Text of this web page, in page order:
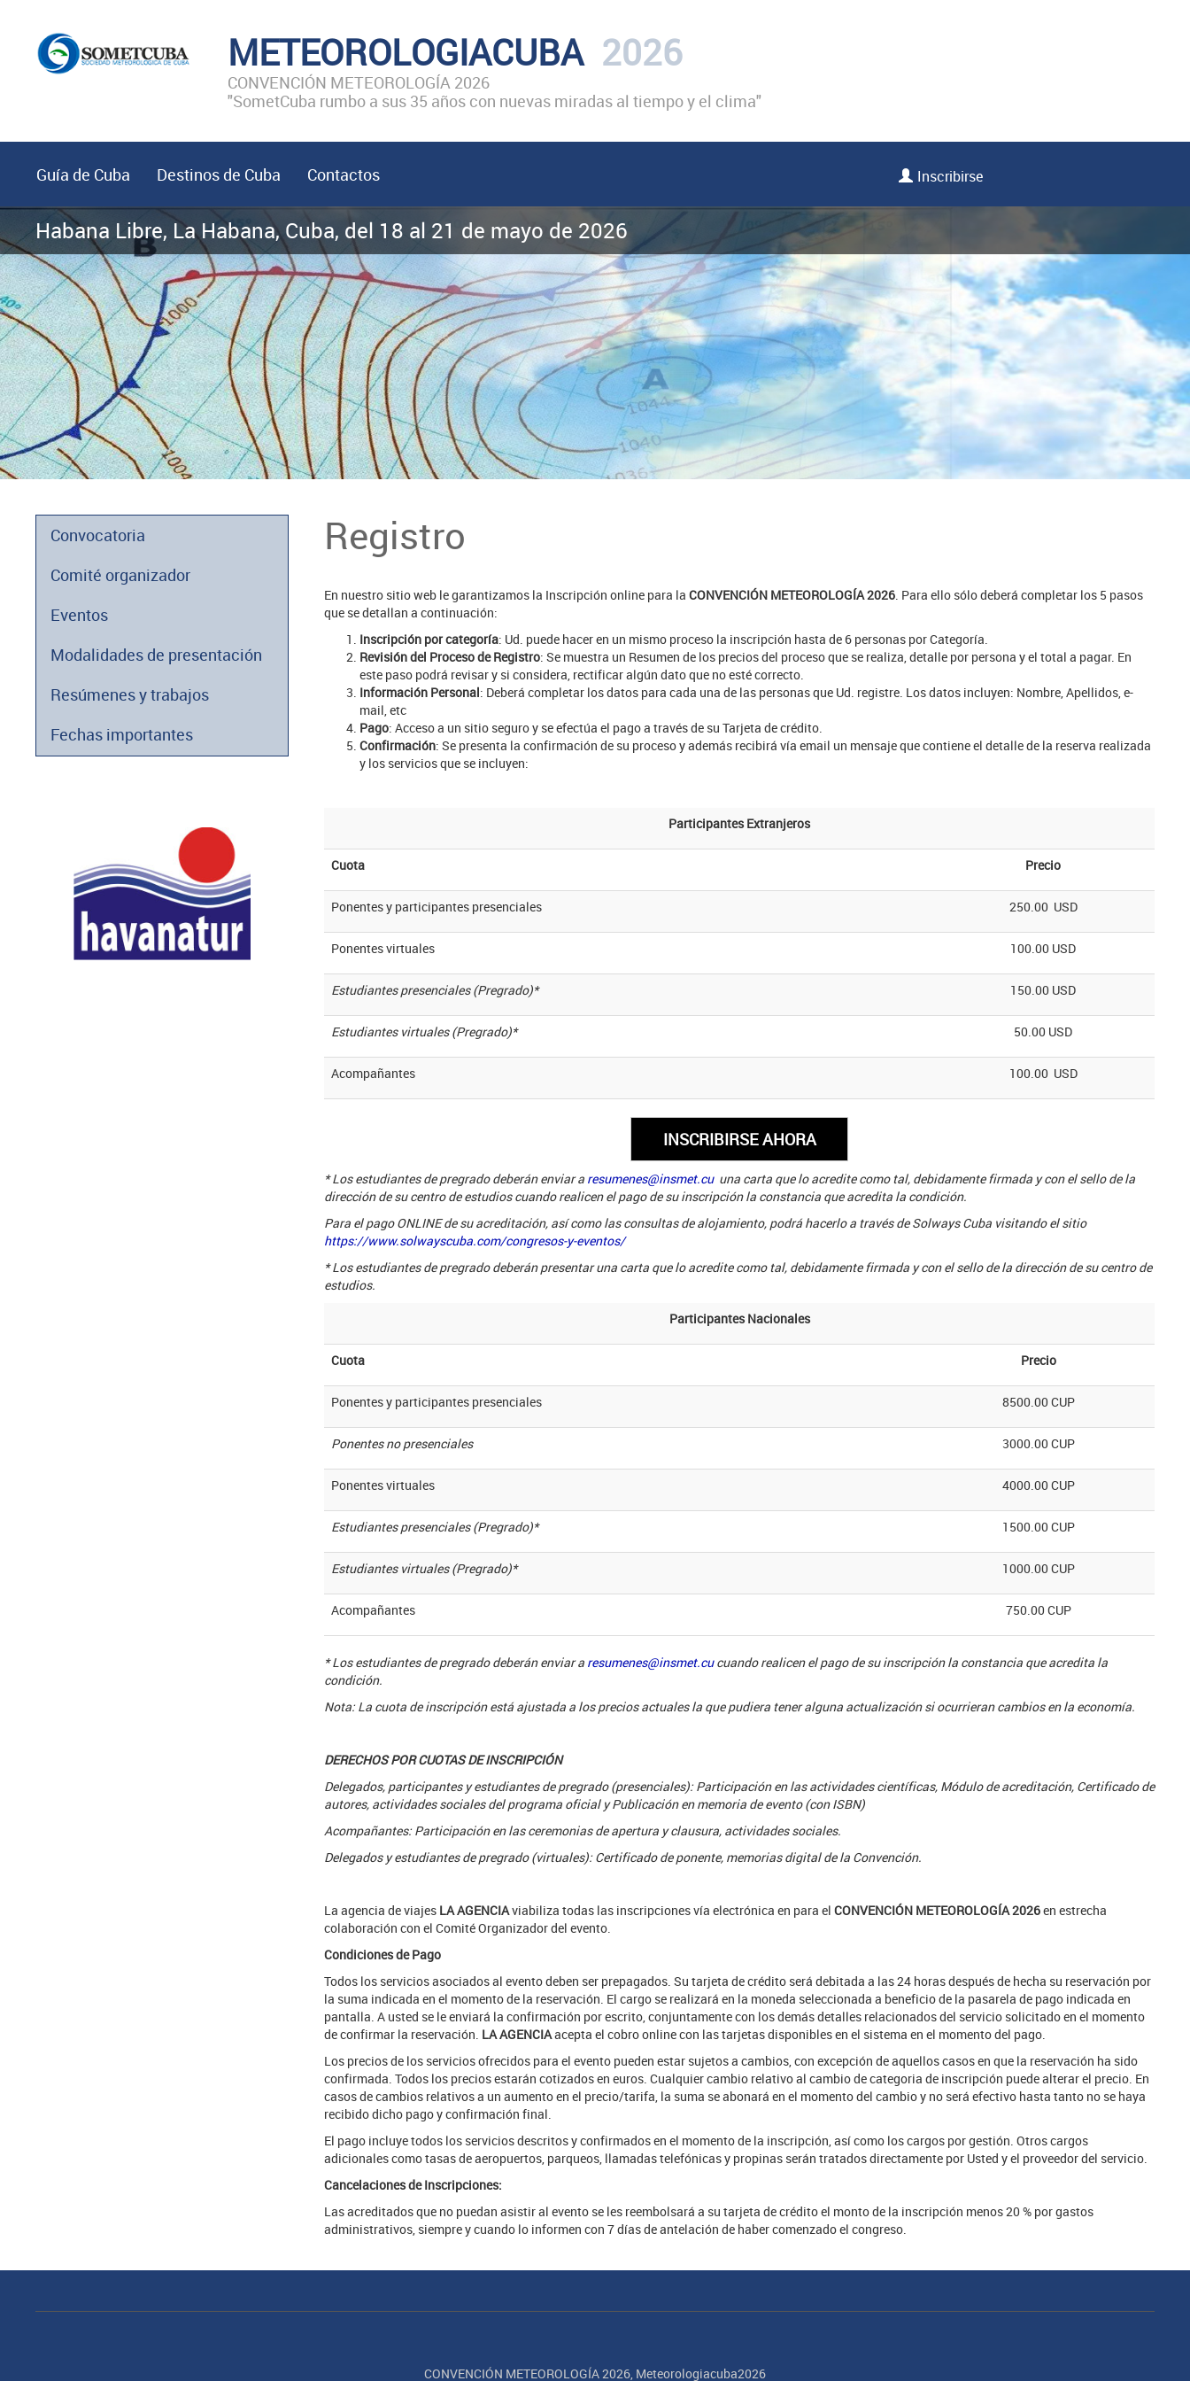
METEOROLOGIACUBA 2026
CONVENCIÓN METEOROLOGÍA 2026
"SometCuba rumbo a sus 35 años con nuevas miradas al tiempo y el clima"
Guía de Cuba Destinos de Cuba Contactos Inscribirse
Habana Libre, La Habana, Cuba, del 18 al 21 de mayo de 2026
Convocatoria
Comité organizador
Eventos
Modalidades de presentación
Resúmenes y trabajos
Fechas importantes
Registro
En nuestro sitio web le garantizamos la Inscripción online para la CONVENCIÓN METEOROLOGÍA 2026. Para ello sólo deberá completar los 5 pasos
que se detallan a continuación:
Inscripción por categoría: Ud. puede hacer en un mismo proceso la inscripción hasta de 6 personas por Categoría.
Revisión del Proceso de Registro: Se muestra un Resumen de los precios del proceso que se realiza, detalle por persona y el total a pagar. En
este paso podrá revisar y si considera, rectificar algún dato que no esté correcto.
Información Personal: Deberá completar los datos para cada una de las personas que Ud. registre. Los datos incluyen: Nombre, Apellidos, e-
mail, etc
Pago: Acceso a un sitio seguro y se efectúa el pago a través de su Tarjeta de crédito.
Confirmación: Se presenta la confirmación de su proceso y además recibirá vía email un mensaje que contiene el detalle de la reserva realizada
y los servicios que se incluyen:
Participantes Extranjeros
Cuota Precio
Ponentes y participantes presenciales 250.00 USD
Ponentes virtuales 100.00 USD
Estudiantes presenciales (Pregrado)* 150.00 USD
Estudiantes virtuales (Pregrado)* 50.00 USD
Acompañantes 100.00 USD
* Los estudiantes de pregrado deberán enviar a resumenes@insmet.cu una carta que lo acredite como tal, debidamente firmada y con el sello de la
dirección de su centro de estudios cuando realicen el pago de su inscripción la constancia que acredita la condición.
Para el pago ONLINE de su acreditación, así como las consultas de alojamiento, podrá hacerlo a través de Solways Cuba visitando el sitio
https://www.solwayscuba.com/congresos-y-eventos/
* Los estudiantes de pregrado deberán presentar una carta que lo acredite como tal, debidamente firmada y con el sello de la dirección de su centro de
estudios.
Participantes Nacionales
Cuota Precio
Ponentes y participantes presenciales 8500.00 CUP
Ponentes no presenciales 3000.00 CUP
Ponentes virtuales 4000.00 CUP
Estudiantes presenciales (Pregrado)* 1500.00 CUP
Estudiantes virtuales (Pregrado)* 1000.00 CUP
Acompañantes 750.00 CUP
* Los estudiantes de pregrado deberán enviar a resumenes@insmet.cu cuando realicen el pago de su inscripción la constancia que acredita la
condición.
Nota: La cuota de inscripción está ajustada a los precios actuales la que pudiera tener alguna actualización si ocurrieran cambios en la economía.
DERECHOS POR CUOTAS DE INSCRIPCIÓN
Delegados, participantes y estudiantes de pregrado (presenciales): Participación en las actividades científicas, Módulo de acreditación, Certificado de
autores, actividades sociales del programa oficial y Publicación en memoria de evento (con ISBN)
Acompañantes: Participación en las ceremonias de apertura y clausura, actividades sociales.
Delegados y estudiantes de pregrado (virtuales): Certificado de ponente, memorias digital de la Convención.
La agencia de viajes LA AGENCIAviabiliza todas las inscripciones vía electrónica en para el CONVENCIÓN METEOROLOGÍA 2026en estrecha
colaboración con el Comité Organizador del evento.
Condiciones de Pago
Todos los servicios asociados al evento deben ser prepagados. Su tarjeta de crédito será debitada a las 24 horas después de hecha su reservación por
la suma indicada en el momento de la reservación. El cargo se realizará en la moneda seleccionada a beneficio de la pasarela de pago indicada en
pantalla. A usted se le enviará la confirmación por escrito, conjuntamente con los demás detalles relacionados del servicio solicitado en el momento
de confirmar la reservación. LA AGENCIAacepta el cobro online con las tarjetas disponibles en el sistema en el momento del pago.
Los precios de los servicios ofrecidos para el evento pueden estar sujetos a cambios, con excepción de aquellos casos en que la reservación ha sido
confirmada. Todos los precios estarán cotizados en euros. Cualquier cambio relativo al cambio de categoria de inscripción puede alterar el precio. En
casos de cambios relativos a un aumento en el precio/tarifa, la suma se abonará en el momento del cambio y no será efectivo hasta tanto no se haya
recibido dicho pago y confirmación final.
El pago incluye todos los servicios descritos y confirmados en el momento de la inscripción, así como los cargos por gestión. Otros cargos
adicionales como tasas de aeropuertos, parqueos, llamadas telefónicas y propinas serán tratados directamente por Usted y el proveedor del servicio.
Cancelaciones de Inscripciones:
Las acreditados que no puedan asistir al evento se les reembolsará a su tarjeta de crédito el monto de la inscripción menos 20 % por gastos
administrativos, siempre y cuando lo informen con 7 días de antelación de haber comenzado el congreso.
CONVENCIÓN METEOROLOGÍA 2026, Meteorologiacuba2026